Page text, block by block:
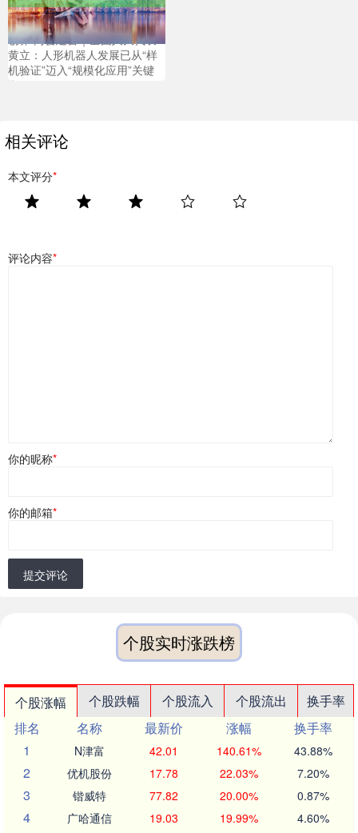
创界 两会建言｜全国人大代表
黄立：人形机器人发展已从“样
机验证”迈入“规模化应用”关键
期
相关评论
本文评分*
评论内容*
你的昵称*
你的邮箱*
提交评论
个股实时涨跌榜
个股涨幅 个股跌幅 个股流入 个股流出
换手率
排名
名称 最新价 涨幅
换手率
1
N津富 42.01 140.61% 43.88%
2 优机股份 17.78 22.03% 7.20%
3 锴威特 77.82 20.00% 0.87%
4 广哈通信 19.03 19.99% 4.60%